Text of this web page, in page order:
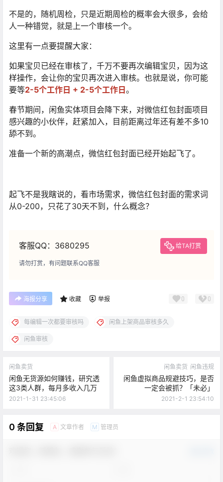
不是的，随机周检，只是近期周检的概率会大很多，会给
人一种错觉，就是上一个审核一个。
这里有一点要提醒大家：
如果宝贝已经在审核了，千万不要再次编辑宝贝，因为这
样操作，会让你的宝贝再次进入审核。也就是说，你可能
要等2-5个工作日 + 2-5个工作日 。
春节期间，闲鱼实体项目会降下来，对微信红包封面项目
感兴趣的小伙伴，赶紧加入，目前距离过年还有差不多10
舔不到。
准备一个新的高潮点，微信红包封面已经开始起飞了。
起飞不是我瞎说的，看市场需求，微信红包封面的需求词
从0-200，只花了30天不到，什么概念？
客服QQ：3680295 给TA打赏
请勿打赏，有问题联系QQ客服
海报分享 收藏 举报 0 0
每编辑一次都要审核吗 闲鱼上架商品审核多久
闲鱼审核
闲鱼卖货
闲鱼无货源如何赚钱，研究透
这3类人群，每月多收入几万
2021-1-31 23:45:06
闲鱼卖货 闲鱼违规
闲鱼虚拟商品规避技巧，是否
一定会被抓？「未必」
2021-2-1 23:54:10
0 条回复 A 文章作者 M 管理员